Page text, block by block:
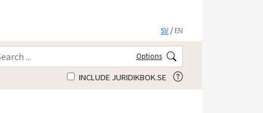
SV /EN
Options
INCLUDE JURIDIKBOK.SE